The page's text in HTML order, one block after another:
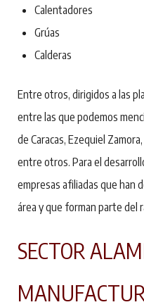
Calentadores
Grúas
Calderas
Entre otros, dirigidos a las
entre las que podemos
de Caracas, Ezequiel
entre otros. Para el
empresas afiliadas que han
área y que forman parte del
SECTOR